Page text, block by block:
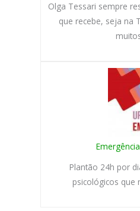
Olga Tessari sempre
que recebe, seja na
Plantão 24h por
psicológicos que